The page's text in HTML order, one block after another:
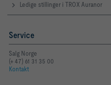
Ledige stillinger i TROX Auranor
Service
Salg Norge
(+ 47) 61 31 35 00
Kontakt